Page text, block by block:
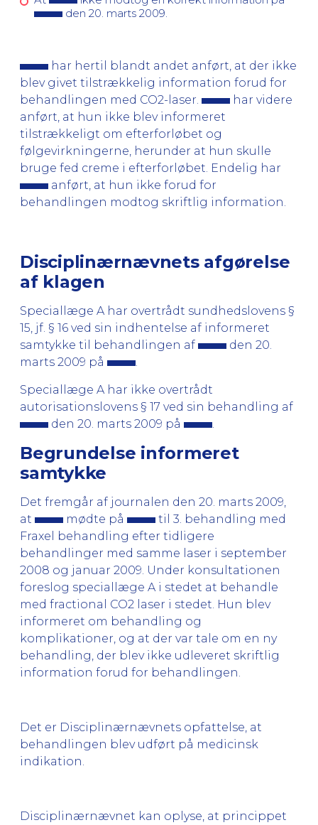
den 20. marts 2009.
har hertil blandt andet anført, at der ikke
blev givet tilstrækkelig information forud for
behandlingen med CO2-laser.
har videre
anført, at hun ikke blev informeret
tilstrækkeligt om efterforløbet og
følgevirkningerne, herunder at hun skulle
bruge fed creme i efterforløbet. Endelig har
anført, at hun ikke forud for
behandlingen modtog skriftlig information.
Disciplinærnævnets afgørelse
af klagen
Speciallæge A har overtrådt sundhedslovens §
15, jf. § 16 ved sin indhentelse af informeret
samtykke til behandlingen af
den 20.
marts 2009 på
Speciallæge A har ikke overtrådt
autorisationslovens § 17 ved sin behandling af
den 20. marts 2009 på
Begrundelse informeret
samtykke
Det fremgår af journalen den 20. marts 2009,
at
mødte på
til 3. behandling med
Fraxel behandling efter tidligere
behandlinger med samme laser i september
2008 og januar 2009. Under konsultationen
foreslog speciallæge A i stedet at behandle
med fractional CO2 laser i stedet. Hun blev
informeret om behandling og
komplikationer, og at der var tale om en ny
behandling, der blev ikke udleveret skriftlig
information forud for behandlingen.
Det er Disciplinærnævnets opfattelse, at
behandlingen blev udført på medicinsk
indikation.
Disciplinærnævnet kan oplyse, at princippet